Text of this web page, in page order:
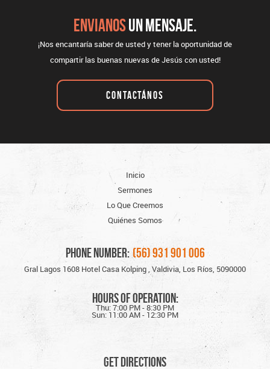
ENVIANOSUN MENSAJE.
¡Nos encantaría saber de usted y tener la oportunidad de
compartir las buenas nuevas de Jesús con usted!
CONTACTÁNOS
Inicio
Sermones
Lo Que Creemos
Quiénes Somos
PHONE NUMBER: (56) 931 901 006
Gral Lagos 1608 Hotel Casa Kolping,Valdivia, Los Ríos, 5090000
hours of operation:
Thu: 7:00 PM - 8:30 PM
Sun: 11:00 AM - 12:30 PM
GET DIRECTIONS